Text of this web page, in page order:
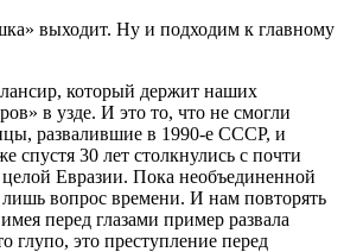
выходит. Ну и подходим к главному
который держит наших
в узде. И это то, что не смогли
развалившие в 1990-е СССР, и
спустя 30 лет столкнулись с почти
Евразии. Пока необъединенной
вопрос времени. И нам повторять
перед глазами пример развала
это преступление перед